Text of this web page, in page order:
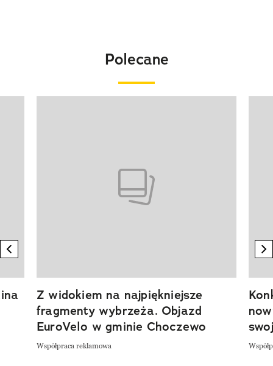
Polecane
previous element
Z widokiem na najpiękniejsze
fragmenty wybrzeża. Objazd
EuroVelo w gminie Choczewo
Współpraca reklamowa